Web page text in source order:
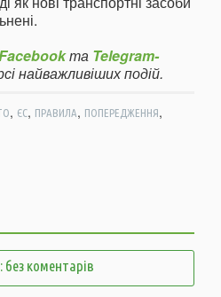
та Telegram-
найважливіших подій.
, ЄС, ПРАВИЛА, ПОПЕРЕДЖЕННЯ,
коментарів